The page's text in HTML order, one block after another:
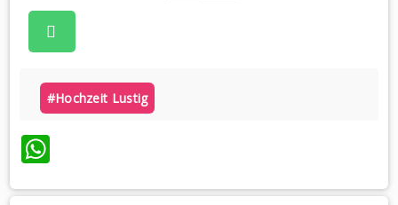
#hochzeit Lustig
WhatsApp